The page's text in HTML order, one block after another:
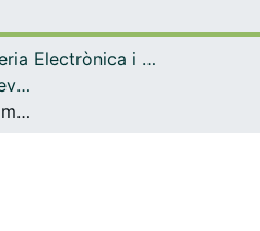
Navega per tot el DD
Enginyeria Electrònica i Biomèdica
Articles publicats en revistes (Enginyeria Electrònica i Biomèdica)
Leaky and waveguide modes in biperiodic holograms